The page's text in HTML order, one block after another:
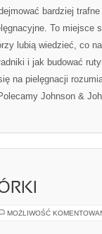
bardziej
To miejsce
lubią wiedzieć, co
i jak budować
na pielęgnacji
Johnson &
MOŻLIWOŚĆ